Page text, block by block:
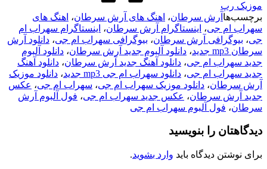
موزیک رپ
برچسب‌ها آرش سرطان، اهنگ های آرش سرطان، اهنگ های
سهراب ام جی، اینستاگرام آرش سرطان، اینستاگرام سهراب ام
جی، بیوگرافی آرش سرطان، بیوگرافی سهراب ام جی، دانلود آرش
سرطان mp3 جدید
، دانلود آلبوم جدید آرش سرطان، دانلود آلبوم
جدید سهراب ام جی، دانلود آهنگ جدید آرش سرطان، دانلود آهنگ
جدید سهراب ام جی، دانلود سهراب ام جی mp3 جدید ، دانلود موزیک
آرش سرطان، دانلود موزیک سهراب ام جی، سهراب ام جی، عکس
جدید آرش سرطان، عکس جدید سهراب ام جی، فول آلبوم آرش
سرطان، فول آلبوم سهراب ام جی
دیدگاهتان را بنویسید
برای نوشتن دیدگاه باید وارد بشوید.